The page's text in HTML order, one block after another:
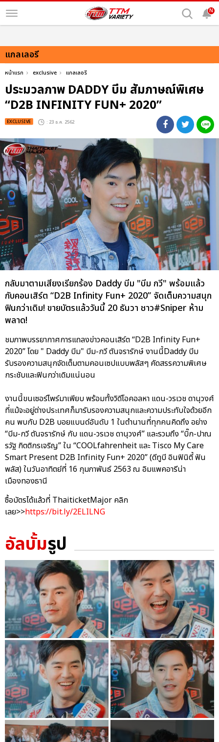
N
แกลเลอรี
หน้าแรก exclusive แกลเลอรี
ประมวลภาพ DADDY บีม สัมภาษณ์พิเศษ
“D2B INFINITY FUN+ 2020”
EXCLUSIVE : 23 ธ.ค. 2562
กลับมาตามเสียงเรียกร้อง Daddy บีม "บีม กวี" พร้อมแล้ว
กับคอนเสิร์ต “D2B Infinity Fun+ 2020” จัดเต็มความสนุก
ฟินกว่าเดิม! ขายบัตรแล้ววันนี้ 20 ธันวา ชาว#Sniper ห้าม
พลาด!
ชมภาพบรรยากาศการแถลงข่าวคอนเสิร์ต “D2B Infinity Fun+
2020” โดย " Daddy บีม" บีม-กวี ตันจรารักษ์ งานนี้Daddy บีม
รับรองความสนุกจัดเต็มตามคอนเซปแบบพลัสๆ คัดสรรความพิเศษ
กระชับและฟินกว่าเดิมแน่นอน
งานนี้ขนเซอร์ไพร์มาเพียบ พร้อมทั้งวิดีโอคอลหา แดน-วรเวช ดานุวงศ์
ที่แม้จะอยู่ต่างประเทศก็มารับรองความสนุกและความประทับใจด้วยอีก
คน พบกับ D2B บอยแบนด์อันดับ 1 ในตำนานที่ทุกคนคิดถึง อย่าง
“บีม-กวี ตันจรารักษ์ กับ แดน-วรเวช ดานุวงศ์” และรวมถึง “บิ๊ก-ปาณ
รวัฐ กิตติกรเจริญ” ใน “COOLfahrenheit และ Tisco My Care
Smart Present D2B Infinity Fun+ 2020” (ดีทูบี อินฟินิตี้ ฟัน
พลัส) ในวันอาทิตย์ที่ 16 กุมภาพันธ์ 2563 ณ อิมแพคอารีน่า
เมืองทองธานี
ซื้อบัตรได้แล้วที่ ThaiticketMajor คลิก
เลย>>https://bit.ly/2ELILNG
อัลบั้มรูป